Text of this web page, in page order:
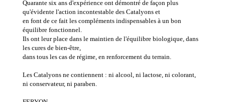
Quarante six ans d'expérience ont démontré de façon plus
qu'évidente l'action incontestable des Catalyons et
en font de ce fait les compléments indispensables à un bon
équilibre fonctionnel.
Ils ont leur place dans le maintien de l'équilibre biologique, dans
les cures de bien-être,
dans tous les cas de régime, en renforcement du terrain.
Les Catalyons ne contiennent : ni alcool, ni lactose, ni colorant,
ni conservateur, ni paraben.